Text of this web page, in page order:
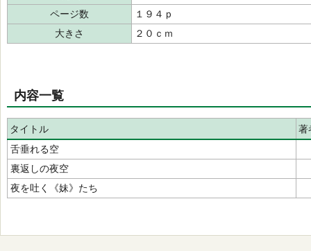
ページ数
１９４ｐ
大きさ
２０ｃｍ
内容一覧
タイトル
著
舌垂れる空
裏返しの夜空
夜を吐く《妹》たち